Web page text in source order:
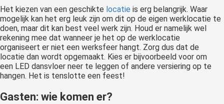
Het kiezen van een geschikte locatie is erg belangrijk. Waar
mogelijk kan het erg leuk zijn om dit op de eigen werklocatie te
doen, maar dit kan best veel werk zijn. Houd er namelijk wel
rekening mee dat wanneer je het op de werklocatie
organiseert er niet een werksfeer hangt. Zorg dus dat de
locatie dan wordt opgemaakt. Kies er bijvoorbeeld voor om
een LED dansvloer neer te leggen of andere versiering op te
hangen. Het is tenslotte een feest!
Gasten: wie komen er?